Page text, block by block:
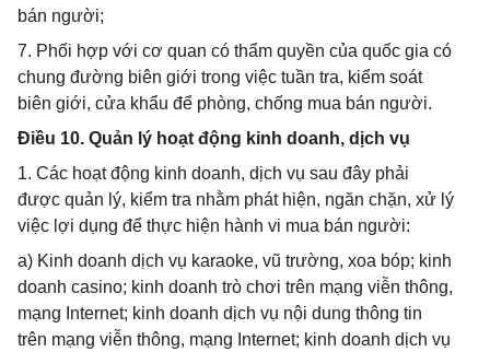
bán người;
7. Phối hợp với cơ quan có thẩm quyền của quốc gia có
chung đường biên giới trong việc tuần tra, kiểm soát
biên giới, cửa khẩu để phòng, chống mua bán người.
Điều 10. Quản lý hoạt động kinh doanh, dịch vụ
1. Các hoạt động kinh doanh, dịch vụ sau đây phải
được quản lý, kiểm tra nhằm phát hiện, ngăn chặn, xử lý
việc lợi dụng để thực hiện hành vi mua bán người:
a) Kinh doanh dịch vụ karaoke, vũ trường, xoa bóp; kinh
doanh casino; kinh doanh trò chơi trên mạng viễn thông,
mạng Internet; kinh doanh dịch vụ nội dung thông tin
trên mạng viễn thông, mạng Internet; kinh doanh dịch vụ